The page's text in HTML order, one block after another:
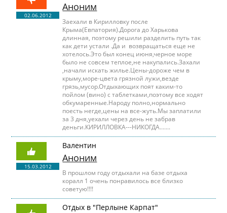
02.06.2012
Аноним
Заехали в Кирилловку после
Крыма(Евпатория).Дорога до Харькова
длинная, поэтому решили разделить путь так
как дети устали .Да и возвращаться еще не
хотелось.Это был конец июня,черное море
было не совсем теплое,не накупались.Захали
,начали искать жилье.Цены-дороже чем в
крыму,море-цвета грязной лужи,везде
грязь,мусор.Отдыхающих поят каким-то
пойлом (вино) с таблетками,поэтому все ходят
обкумаренные.Народу полно,нормально
поесть негде,цены на все-жуть.Мы заплатили
за 3 дня,уехали через день не забрав
деньги.КИРИЛЛОВКА---НИКОГДА.......
15.03.2012
Валентин
Аноним
В прошлом году отдыхали на базе отдыха
коралл 1 очень понравилось все близко
советую!!!!
Отдых в "Перлыне Карпат"